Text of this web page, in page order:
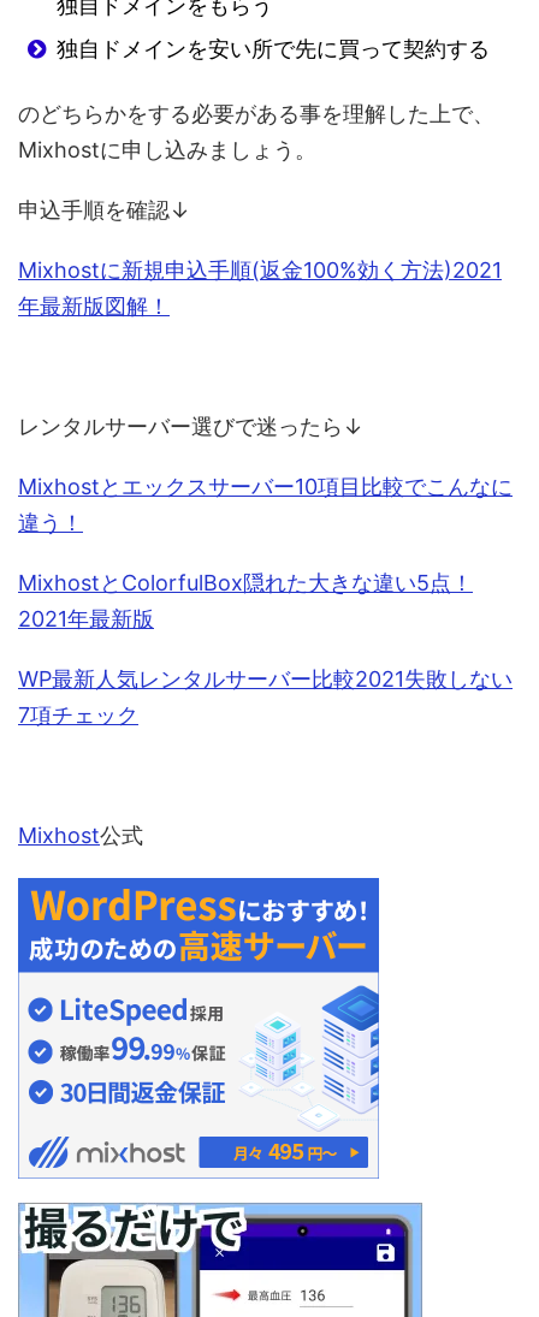
独自ドメインをもらう
独自ドメインを安い所で先に買って契約する
のどちらかをする必要がある事を理解した上で、
Mixhostに申し込みましょう。
申込手順を確認↓
Mixhostに新規申込手順(返金100%効く方法)2021
年最新版図解！
レンタルサーバー選びで迷ったら↓
Mixhostとエックスサーバー10項目比較でこんなに
違う！
MixhostとColorfulBox隠れた大きな違い5点！
2021年最新版
WP最新人気レンタルサーバー比較2021失敗しない
7項チェック
Mixhost公式